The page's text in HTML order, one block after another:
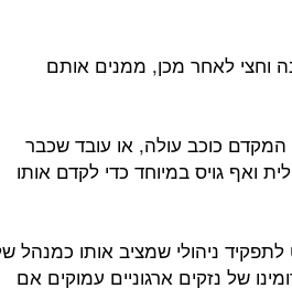
וחצי לאחר מכן, ממנים אותם
כוכב עולה, או עובד שכבר
ואף גויס במיוחד כדי לקדם אותו
ניהולי שמציב אותו כמנהל
של נזקים ארגוניים עמוקים אם